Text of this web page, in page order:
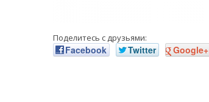
Поделитесь с друзьями:
Facebook Twitter Google+